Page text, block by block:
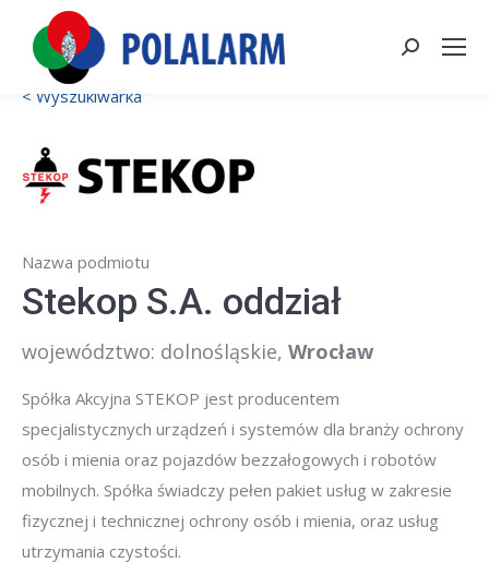
Szukaj:
< Wyszukiwarka
Nazwa podmiotu
Stekop S.A. oddział
województwo: dolnośląskie, Wrocław
Spółka Akcyjna STEKOP jest producentem
specjalistycznych urządzeń i systemów dla branży ochrony
osób i mienia oraz pojazdów bezzałogowych i robotów
mobilnych. Spółka świadczy pełen pakiet usług w zakresie
fizycznej i technicznej ochrony osób i mienia, oraz usług
utrzymania czystości.